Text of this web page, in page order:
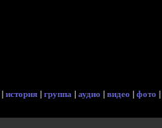
| история | группа | аудио | видео | фото |